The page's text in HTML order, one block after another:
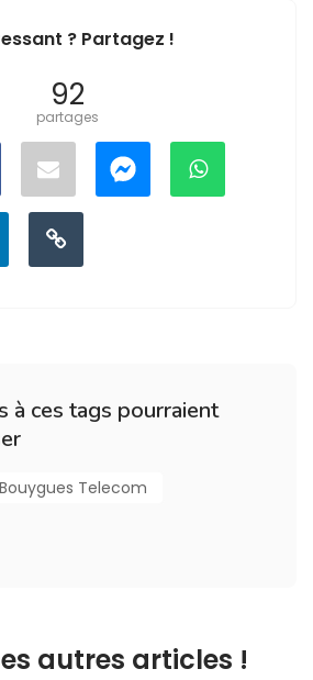
? Partagez !
92
partages
à ces tags pourraient
Bouygues Telecom
autres articles !